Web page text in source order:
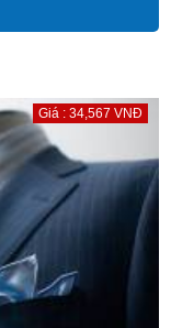
Giá : 34,567 VNĐ